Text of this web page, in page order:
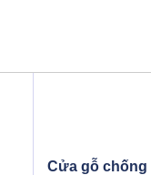
Cửa gỗ chống